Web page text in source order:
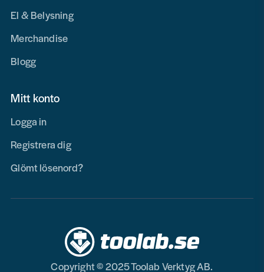
El & Belysning
Merchandise
Blogg
Mitt konto
Logga in
Registrera dig
Glömt lösenord?
Copyright © 2025 Toolab Verktyg AB.